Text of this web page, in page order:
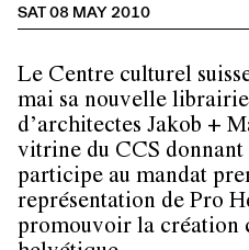
SAT 08 MAY 2010
Le Centre culturel
mai sa nouvelle
d’architectes Jakob +
vitrine du CCS donnant
participe au mandat
représentation de Pro
promouvoir la création